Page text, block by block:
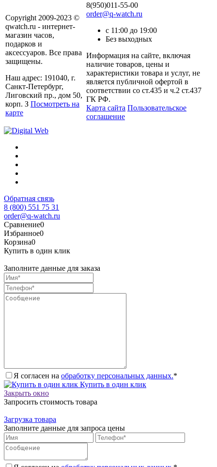
Copyright 2009-2023 ©
qwatch.ru - интернет-
магазин часов,
подарков и
аксессуаров. Все права
защищены.
Наш адрес: 191040, г.
Санкт-Петербург,
Лиговский пр., дом 50,
корп. З Посмотреть на
карте
8(950)011-55-00
order@q-watch.ru
с 11:00 до 19:00
Без выходных
Информация на сайте, включая
наличие товаров, цены и
характеристики товара и услуг, не
является публичной офертой в
соответствии со ст.435 и ч.2 ст.437
ГК РФ.
Карта сайта Пользовательское
соглашение
Обратная связь
8 (800) 551 75 31
order@q-watch.ru
Сравнение0
Избранное0
Корзина0
Купить в один клик
Заполните данные для заказа
Я согласен на обработку персональных данных.*
Купить в один клик
Закрыть окно
Запросить стоимость товара
Загрузка товара
Заполните данные для запроса цены